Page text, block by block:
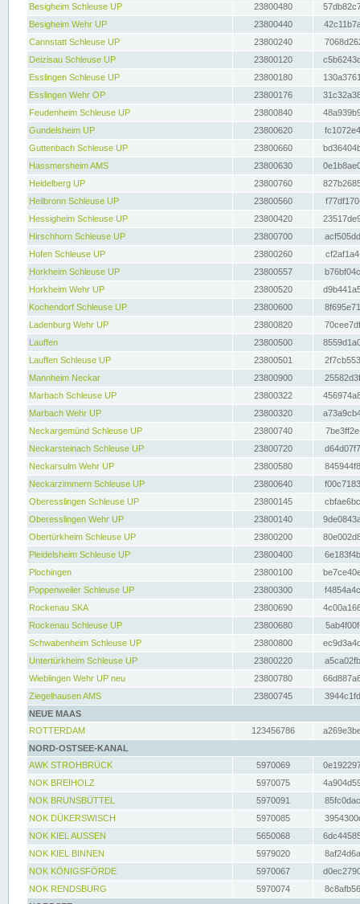
Besigheim Schleuse UP
23800480
Besigheim Wehr UP
23800440
Cannstatt Schleuse UP
23800240
Deizisau Schleuse UP
23800120
Esslingen Schleuse UP
23800180
Esslingen Wehr OP
23800176
Feudenheim Schleuse UP
23800840
Gundelsheim UP
23800620
Guttenbach Schleuse UP
23800660
Hassmersheim AMS
23800630
Heidelberg UP
23800760
Heilbronn Schleuse UP
23800560
Hessigheim Schleuse UP
23800420
Hirschhorn Schleuse UP
23800700
Hofen Schleuse UP
23800260
Horkheim Schleuse UP
23800557
Horkheim Wehr UP
23800520
Kochendorf Schleuse UP
23800600
Ladenburg Wehr UP
23800820
Lauffen
23800500
Lauffen Schleuse UP
23800501
Mannheim Neckar
23800900
Marbach Schleuse UP
23800322
Marbach Wehr UP
23800320
Neckargemünd Schleuse UP
23800740
Neckarsteinach Schleuse UP
23800720
Neckarsulm Wehr UP
23800580
Neckarzimmern Schleuse UP
23800640
Oberesslingen Schleuse UP
23800145
Oberesslingen Wehr UP
23800140
Obertürkheim Schleuse UP
23800200
Pleidelsheim Schleuse UP
23800400
Plochingen
23800100
Poppenweiler Schleuse UP
23800300
Rockenau SKA
23800690
Rockenau Schleuse UP
23800680
Schwabenheim Schleuse UP
23800800
Untertürkheim Schleuse UP
23800220
Wieblingen Wehr UP neu
23800780
Ziegelhausen AMS
23800745
NEUE MAAS
ROTTERDAM
123456786
NORD-OSTSEE-KANAL
AWK STROHBRÜCK
5970069
NOK BREIHOLZ
5970075
NOK BRUNSBÜTTEL
5970091
NOK DÜKERSWISCH
5970085
NOK KIEL AUSSEN
5650068
NOK KIEL BINNEN
5979020
NOK KÖNIGSFÖRDE
5970067
NOK RENDSBURG
5970074